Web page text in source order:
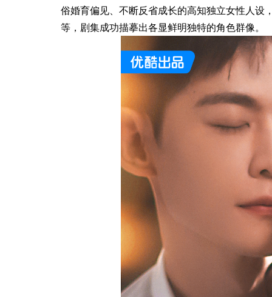
俗婚育偏见、不断反省成长的高知独立女性人设
等，剧集成功描摹出各显鲜明独特的角色群像。